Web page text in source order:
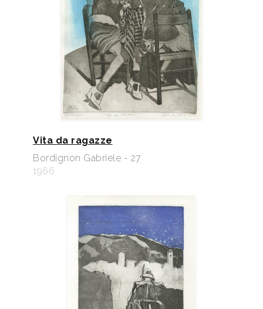
Vita da ragazze
Bordignon Gabriele - 27
1966